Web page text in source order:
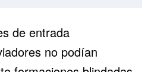
de entrada
no podían